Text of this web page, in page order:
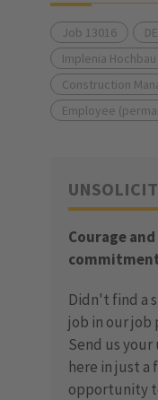
Job 13016
Implenia Hochbau
Construction
Employee
Courage and
Didn't find a
job in our job
Send us
here in just a
opportunity